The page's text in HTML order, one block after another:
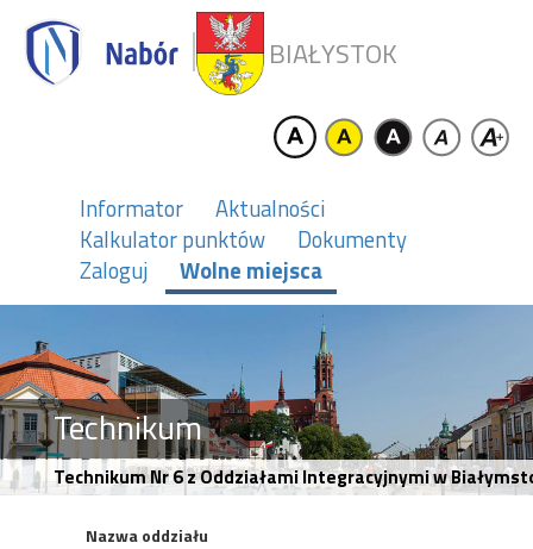
BIAŁYSTOK
Informator
Aktualności
Kalkulator punktów
Dokumenty
Zaloguj
Wolne miejsca
Technikum
Technikum Nr 6 z Oddziałami Integracyjnymi w
Nazwa oddziału